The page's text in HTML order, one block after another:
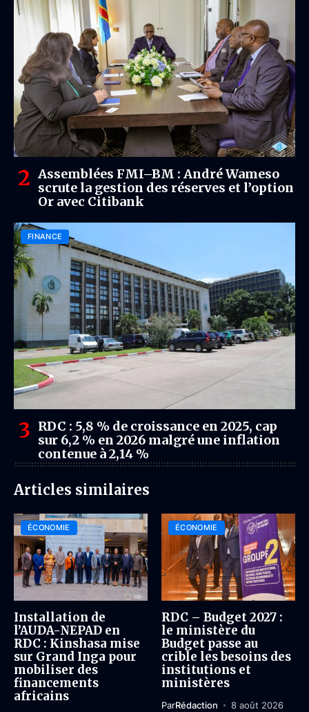
Assemblées FMI–BM : André Wameso
scrute la gestion des réserves et l’option
Or avec Citibank
FINANCE
RDC : 5,8 % de croissance en 2025, cap
sur 6,2 % en 2026 malgré une inflation
contenue à 2,14 %
Articles similaires
ÉCONOMIE
Installation de
l’AUDA-NEPAD en
RDC : Kinshasa mise
sur Grand Inga pour
mobiliser des
financements
africains
ÉCONOMIE
RDC – Budget 2027 :
le ministère du
Budget passe au
crible les besoins des
institutions et
ministères
ParRédaction 8 août 2026